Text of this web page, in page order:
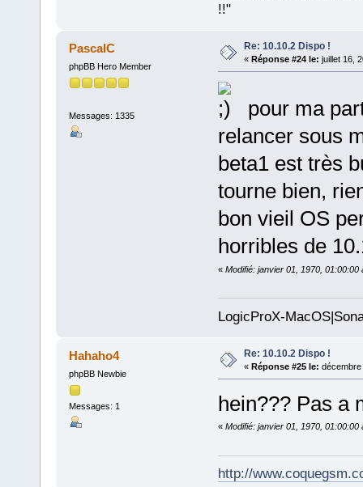
!!"
PascalC
phpBB Hero Member
Messages: 1335
Re: 10.10.2 Dispo !
« Réponse #24 le: juillet 16,
pour ma
relancer sous
beta1 est très
tourne bien,
bon vieil OS
horribles de
« Modifié: janvier 01, 1970, 01:00:00
LogicProX-
Hahaho4
phpBB Newbie
Messages: 1
Re: 10.10.2 Dispo !
« Réponse #25 le: décembre
hein??? Pas a
« Modifié: janvier 01, 1970, 01:00:00
http://